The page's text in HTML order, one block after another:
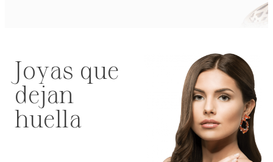
Joyas que
dejan
huella